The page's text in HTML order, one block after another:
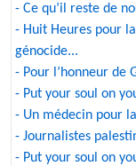
- Ce qu’il reste de
- Huit Heures pour
génocide...
- Pour l’honneur de
- Put your soul on
- Un médecin pour
- Journalistes
- Put your soul on